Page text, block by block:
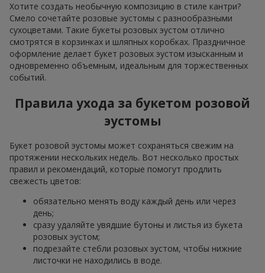
Хотите создать необычную композицию в стиле кантри?
Смело сочетайте розовые эустомы с разнообразными
сухоцветами. Такие букеты розовых эустом отлично
смотрятся в корзинках и шляпных коробках. Праздничное
оформление делает букет розовых эустом изысканным и
одновременно объемным, идеальным для торжественных
событий.
Правила ухода за букетом розовой
эустомы
Букет розовой эустомы может сохраняться свежим на
протяжении нескольких недель. Вот несколько простых
правил и рекомендаций, которые помогут продлить
свежесть цветов:
обязательно менять воду каждый день или через
день;
сразу удаляйте увядшие бутоны и листья из букета
розовых эустом;
подрезайте стебли розовых эустом, чтобы нижние
листочки не находились в воде.